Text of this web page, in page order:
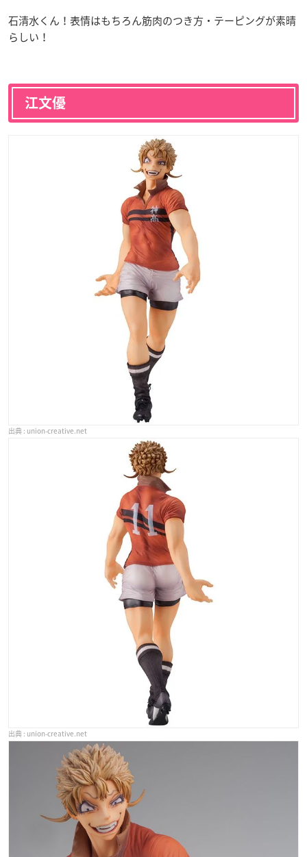
石清水くん！表情はもちろん筋肉のつき方・テーピングが素晴
らしい！
江文優
union-creative.net
union-creative.net